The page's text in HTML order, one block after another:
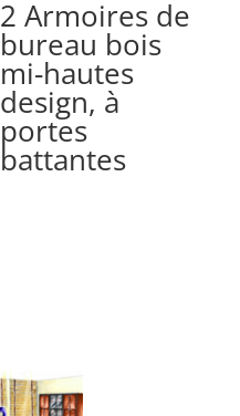
2 Armoires de
bureau bois
mi-hautes
design, à
portes
battantes